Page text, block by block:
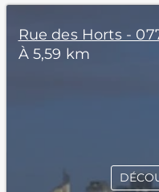
Rue des Horts -
À 5,59 km